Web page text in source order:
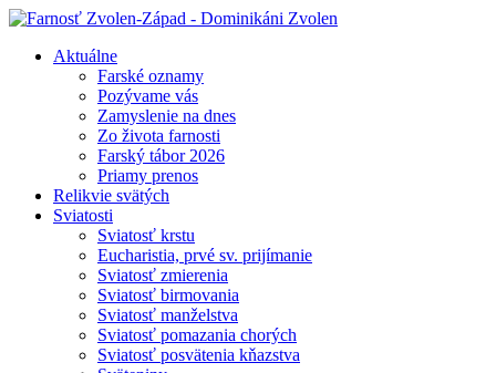
Aktuálne
Farské oznamy
Pozývame vás
Zamyslenie na dnes
Zo života farnosti
Farský tábor 2026
Priamy prenos
Relikvie svätých
Sviatosti
Sviatosť krstu
Eucharistia, prvé sv. prijímanie
Sviatosť zmierenia
Sviatosť birmovania
Sviatosť manželstva
Sviatosť pomazania chorých
Sviatosť posvätenia kňazstva